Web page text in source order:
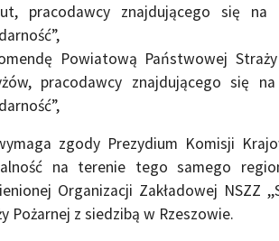
pracodawcy znajdującego się na
Powiatową Państwowej
pracodawcy znajdującego się
zgody Prezydium Komisji
na terenie tego samego
Organizacji Zakładowej NSZZ
Pożarnej z siedzibą w Rzeszowie.